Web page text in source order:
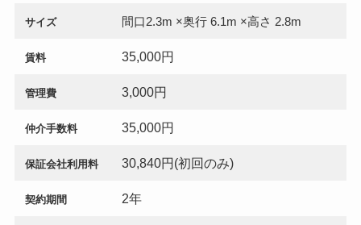
サイズ 間口2.3m ×奥行 6.1m ×高さ 2.8m
賃料 35,000円
管理費 3,000円
仲介手数料 35,000円
保証会社利用料 30,840円(初回のみ)
契約期間 2年